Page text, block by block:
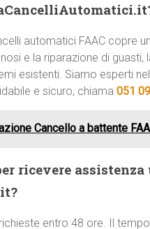
automatici FAAC copre
e la riparazione di guasti,
esistenti. Siamo esperti
e sicuro, chiama 051
Cancello a battente
ricevere
entro 48 ore. Il